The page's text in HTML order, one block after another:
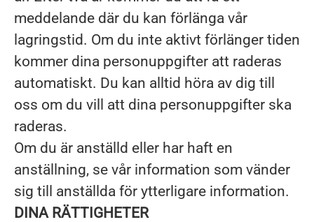
meddelande där du kan förlänga vår
lagringstid. Om du inte aktivt förlänger tiden
kommer dina personuppgifter att raderas
automatiskt. Du kan alltid höra av dig till
oss om du vill att dina personuppgifter ska
raderas.
Om du är anställd eller har haft en
anställning, se vår information som vänder
sig till anställda för ytterligare information.
DINA RÄTTIGHETER